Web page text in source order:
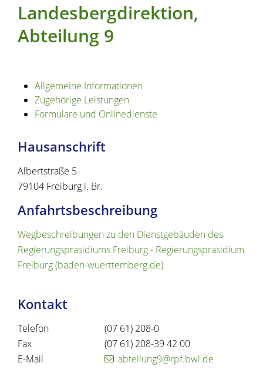
Landesbergdirektion,
Abteilung 9
Allgemeine Informationen
Zugehörige Leistungen
Formulare und Onlinedienste
Hausanschrift
Albertstraße 5
79104 Freiburg i. Br.
Anfahrtsbeschreibung
Wegbeschreibungen zu den Dienstgebäuden des
Regierungspräsidiums Freiburg - Regierungspräsidium
Freiburg (baden-wuerttemberg.de)
Kontakt
Telefon (07 61) 208-0
Fax
(07 61) 208-39 42 00
E-Mail
abteilung9@rpf.bwl.de